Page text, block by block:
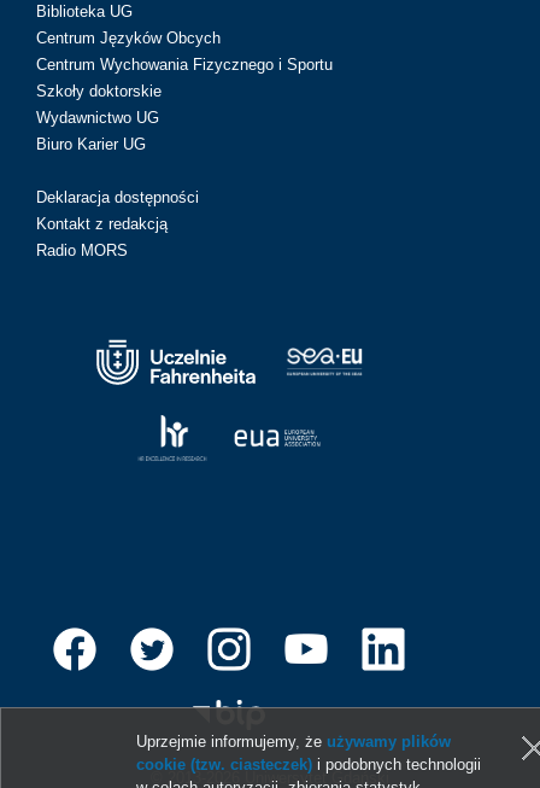
Biblioteka UG
Centrum Języków Obcych
Centrum Wychowania Fizycznego i Sportu
Szkoły doktorskie
Wydawnictwo UG
Biuro Karier UG
Deklaracja dostępności
Kontakt z redakcją
Radio MORS
© 2013-2026 Uniwersytet Gdański
Uprzejmie informujemy, że używamy plików
cookie (tzw. ciasteczek) i podobnych technologii